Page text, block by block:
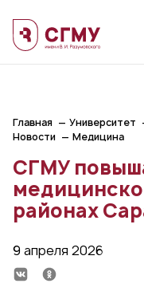
Главная Университет
Новости
Медицина
СГМУ
районах
9 апреля 2026